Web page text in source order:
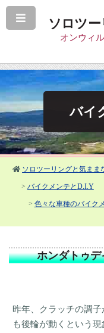
ソロツ
オンウィ
バイ
ソロツーリングと気まま
> バイクメンテとD.I.Y
> 色々な車種のバイク
ホンダトゥ
昨年、クラッチの調
も後輪が動くという